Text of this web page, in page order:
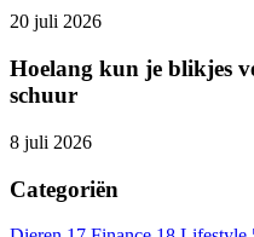
20 juli 2026
Hoelang kun je blikjes
schuur
8 juli 2026
Categoriën